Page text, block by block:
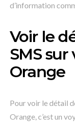
d’information
Voir le
SMS
Orange
Pour voir le détail
Orange, c’est un